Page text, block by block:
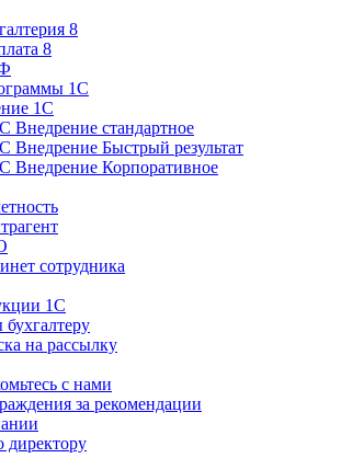
8
8
1С
1С
Внедрение стандартное
Внедрение Быстрый результат
Внедрение Корпоративное
сотрудника
1С
на рассылку
с нами
за рекомендации
директору